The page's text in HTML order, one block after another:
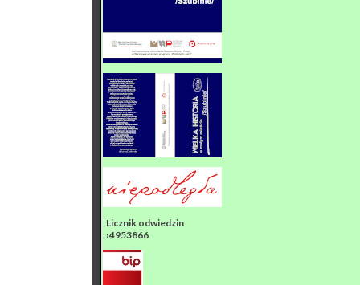
Licznik odwiedzin
›4953866